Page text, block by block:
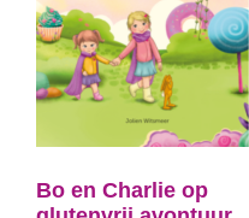
Bo en Charlie op